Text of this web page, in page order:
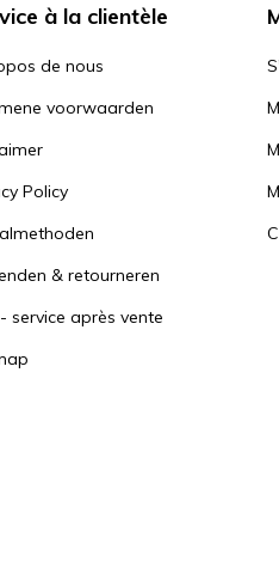
à la clientèle
de nous
voorwaarden
Policy
& retourneren
service après vente